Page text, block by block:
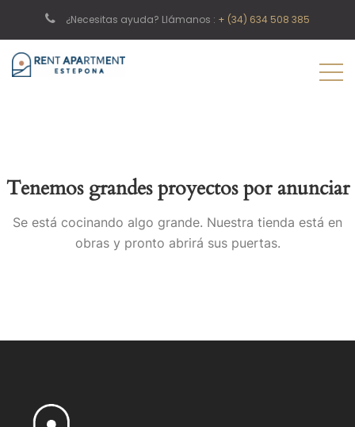
¿Necesitas ayuda? Llámanos : + (34) 634 508 385
Tenemos grandes proyectos por anunciar
Se está cocinando algo grande. Nuestra tienda está en
obras y pronto abrirá sus puertas.